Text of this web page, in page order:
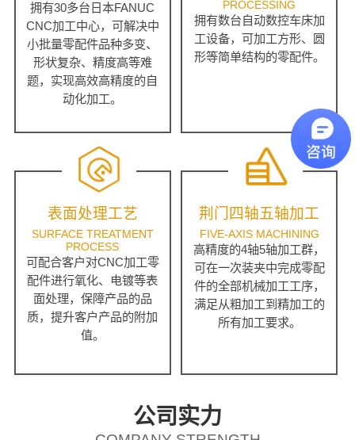
拥有30多台日本FANUC
CNC加工中心，可解决中
小批量零配件品种多变、
形状复杂、精度高等难
题，实现高效高精度的自
动化加工。
PROCESSING
拥有数台自动数控车床加
工设备，可加工方形、圆
形等简单结构的零配件。
表面处理工艺
SURFACE TREATMENT
PROCESS
可配合客户对CNC加工零
配件进行氧化、电镀等表
面处理，保障产品的品
质，提升客户产品的附加
值。
荆门四轴五轴加工
FIVE-AXIS MACHINING
高精度的4轴5轴加工群，
可在一次装夹中完成零配
件的全部机械加工工序，
满足从粗加工到精加工的
所有加工要求。
公司实力